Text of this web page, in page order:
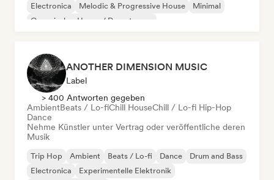
Electronica
Melodic & Progressive House
Minimal
Organischer House / Downtempo
ANOTHER DIMENSION MUSIC
Label
> 400 Antworten gegeben
AmbientBeats / Lo-fiChill HouseChill / Lo-fi Hip-Hop
Dance
Nehme Künstler unter Vertrag oder veröffentliche deren
Musik
Trip Hop Ambient Beats / Lo-fi Dance
Drum and Bass
Electronica
Experimentelle Elektronik